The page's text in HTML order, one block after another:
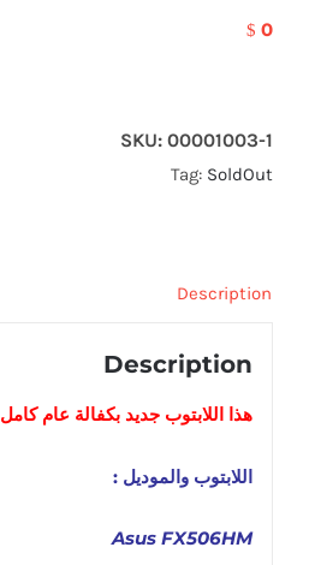
$ 0
SKU: 00001003-1
Tag: SoldOut
Description
Description
هذا اللابتوب جديد بكفالة عام كامل
اللابتوب والموديل :
Asus FX506HM